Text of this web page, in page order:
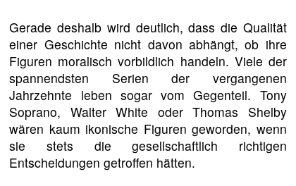
Gerade deshalb wird deutlich, dass die Qualität
einer Geschichte nicht davon abhängt, ob ihre
Figuren moralisch vorbildlich handeln. Viele der
spannendsten Serien der vergangenen
Jahrzehnte leben sogar vom Gegenteil. Tony
Soprano, Walter White oder Thomas Shelby
wären kaum ikonische Figuren geworden, wenn
sie stets die gesellschaftlich richtigen
Entscheidungen getroffen hätten.